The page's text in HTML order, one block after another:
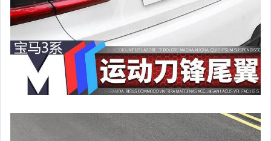
手錶與飾品配件
女包精品與女鞋
家電與影音視聽
美食與地方特產